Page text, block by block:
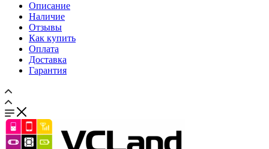
Описание
Наличие
Отзывы
Как купить
Оплата
Доставка
Гарантия